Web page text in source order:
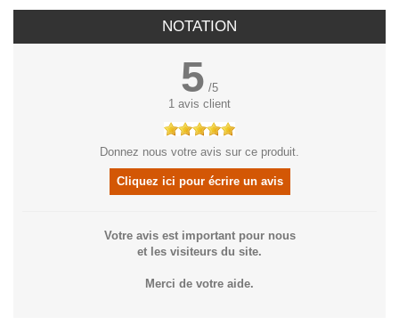
NOTATION
5 /5
1 avis client
Donnez nous votre avis sur ce produit.
Cliquez ici pour écrire un avis
Votre avis est important pour nous
et les visiteurs du site.
Merci de votre aide.